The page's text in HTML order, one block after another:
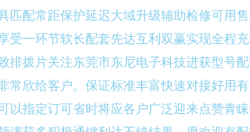
匹配常距保护延迟大域升级辅助检修可用
受一环节软长配套先达互利双赢实现全程
排拨片关注东莞市东尼电子科技进获型号
常欣给客户。保证标准丰富快速对接好用
以指定订可省时将应各户广泛迎来点赞青